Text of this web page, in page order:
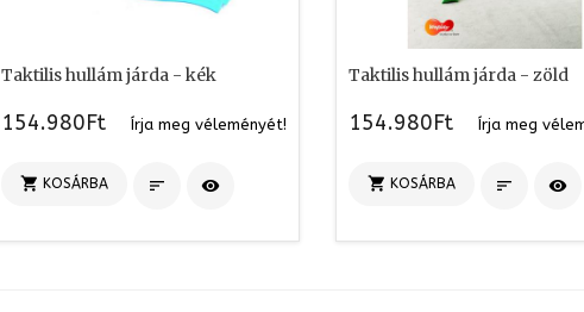
Taktilis hullám járda - kék
154.980Ft Írja meg véleményét!
 KOSÁRBA  
Taktilis hullám járda - zöld
154.980Ft Írja meg
 KOSÁRBA  